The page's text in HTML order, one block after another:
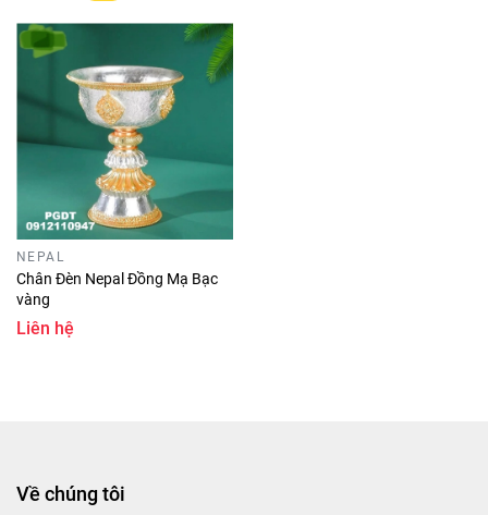
NEPAL
Chân Đèn Nepal Đồng Mạ Bạc
vàng
Liên hệ
Về chúng tôi